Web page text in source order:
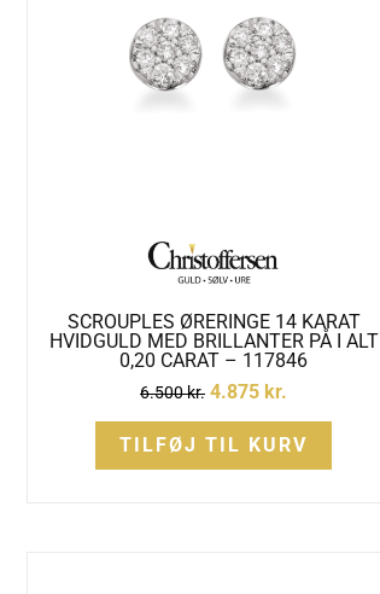
SCROUPLES ØRERINGE 14 KARAT
HVIDGULD MED BRILLANTER PÅ I ALT
0,20 CARAT – 117846
6.500kr. 4.875 kr.
TILFØJ TIL KURV